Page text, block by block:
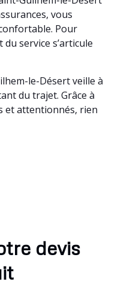
vous
Pour
service s’articule
le-Désert veille à
du trajet. Grâce à
et attentionnés, rien
devis